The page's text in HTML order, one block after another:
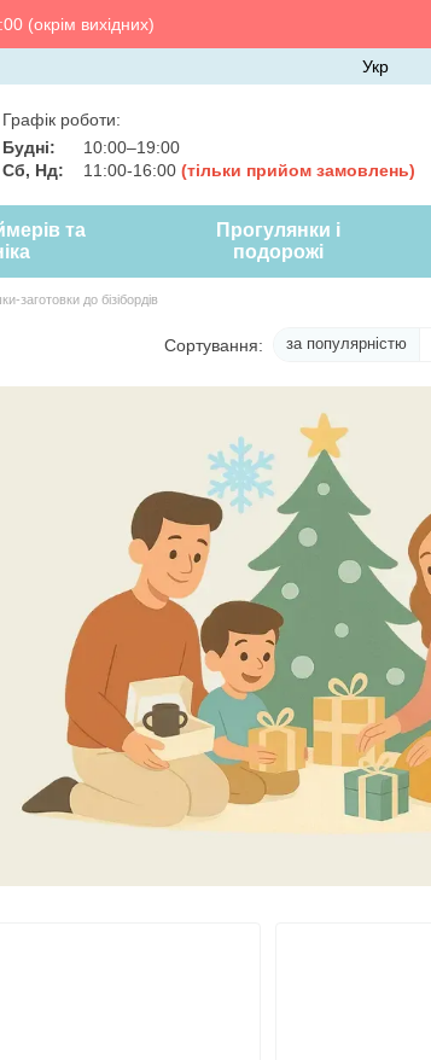
(окрім вихідних)
Укр
Графік роботи:
Будні:
10:00–19:00
Сб, Нд:
11:00-16:00 (тільки прийом замовлень)
та
Прогулянки і
подорожі
заготовки до бізібордів
Сортування: за популярністю